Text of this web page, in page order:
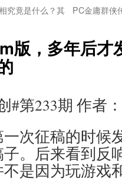
究竟是什么？其
PC金庸群侠
版，多年后才
#第233期 作者
次征稿的时候
子。后来看到反
是因为玩游戏